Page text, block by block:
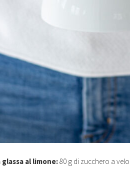
glassa al limone:80 g di zucchero a